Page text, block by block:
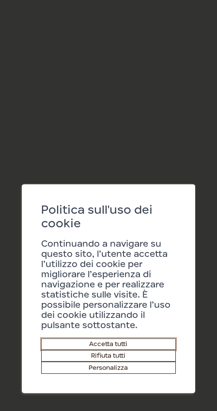
Politica sull'uso dei
cookie
Continuando a navigare su
questo sito, l’utente accetta
l’utilizzo dei cookie per
migliorare l’esperienza di
navigazione e per realizzare
statistiche sulle visite. È
possibile personalizzare l’uso
dei cookie utilizzando il
pulsante sottostante.
Accetta tutti
Rifiuta tutti
Personalizza